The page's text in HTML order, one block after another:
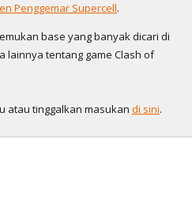
Penggemar Supercell.
base yang banyak dicari di
lainnya tentang game Clash of
atau tinggalkan masukan di sini.